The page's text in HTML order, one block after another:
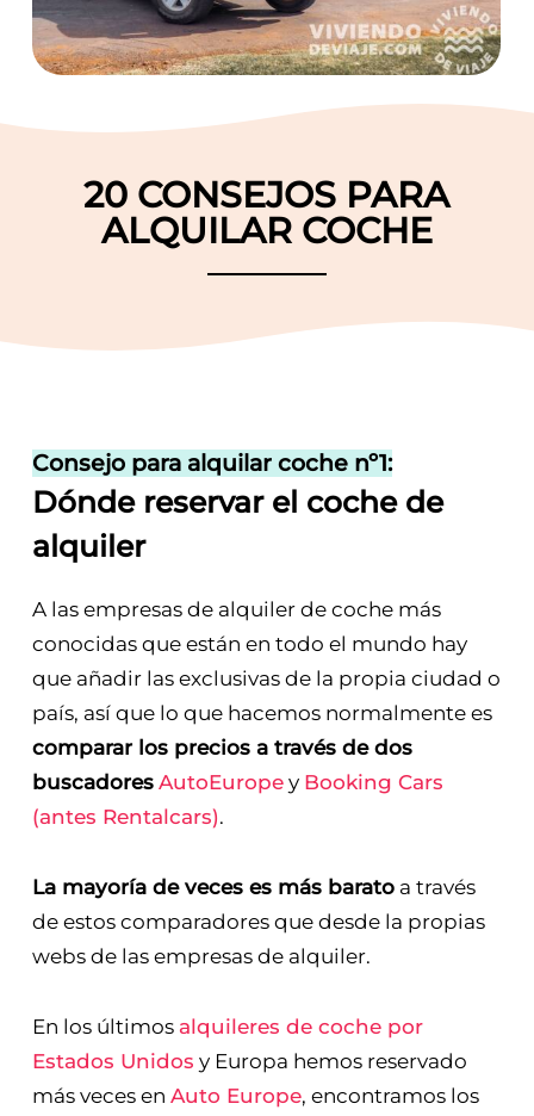
20 CONSEJOS PARA
ALQUILAR COCHE
Consejo para alquilar coche nº1:
Dónde reservar el coche de
alquiler
A las empresas de alquiler de coche más
conocidas que están en todo el mundo hay
que añadir las exclusivas de la propia ciudad o
país, así que lo que hacemos normalmente es
comparar los precios a través de dos
buscadores AutoEuropey Booking Cars
(antes Rentalcars).
La mayoría de veces es más baratoa través
de estos comparadores que desde la propias
webs de las empresas de alquiler.
En los últimos alquileres de coche por
Estados Unidos y Europa hemos reservado
más veces en Auto Europe, encontramos los